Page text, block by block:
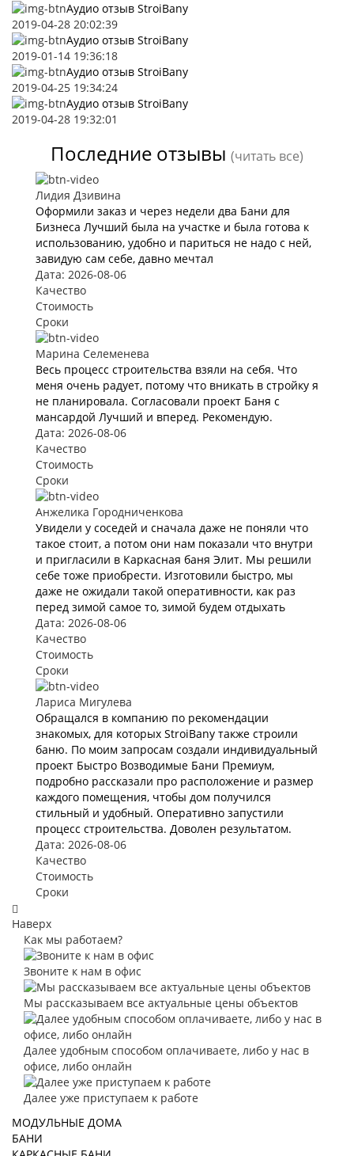
Аудио отзыв StroiBany
2019-04-28 20:02:39
Аудио отзыв StroiBany
2019-01-14 19:36:18
Аудио отзыв StroiBany
2019-04-25 19:34:24
Аудио отзыв StroiBany
2019-04-28 19:32:01
Последние отзывы (читать все)
Лидия Дзивина
Оформили заказ и через недели два Бани для
Бизнеса Лучший была на участке и была готова к
использованию, удобно и париться не надо с ней,
завидую сам себе, давно мечтал
Дата: 2026-08-06
Качество
Стоимость
Сроки
Марина Селеменева
Весь процесс строительства взяли на себя. Что
меня очень радует, потому что вникать в стройку я
не планировала. Согласовали проект Баня с
мансардой Лучший и вперед. Рекомендую.
Дата: 2026-08-06
Качество
Стоимость
Сроки
Анжелика Городниченкова
Увидели у соседей и сначала даже не поняли что
такое стоит, а потом они нам показали что внутри
и пригласили в Каркасная баня Элит. Мы решили
себе тоже приобрести. Изготовили быстро, мы
даже не ожидали такой оперативности, как раз
перед зимой самое то, зимой будем отдыхать
Дата: 2026-08-06
Качество
Стоимость
Сроки
Лариса Мигулева
Обращался в компанию по рекомендации
знакомых, для которых StroiBany также строили
баню. По моим запросам создали индивидуальный
проект Быстро Возводимые Бани Премиум,
подробно рассказали про расположение и размер
каждого помещения, чтобы дом получился
стильный и удобный. Оперативно запустили
процесс строительства. Доволен результатом.
Дата: 2026-08-06
Качество
Стоимость
Сроки
Наверх
Как мы работаем?
Звоните к нам в офис
Мы рассказываем все актуальные цены объектов
Далее удобным способом оплачиваете, либо у нас в
офисе, либо онлайн
Далее уже приступаем к работе
МОДУЛЬНЫЕ ДОМА
БАНИ